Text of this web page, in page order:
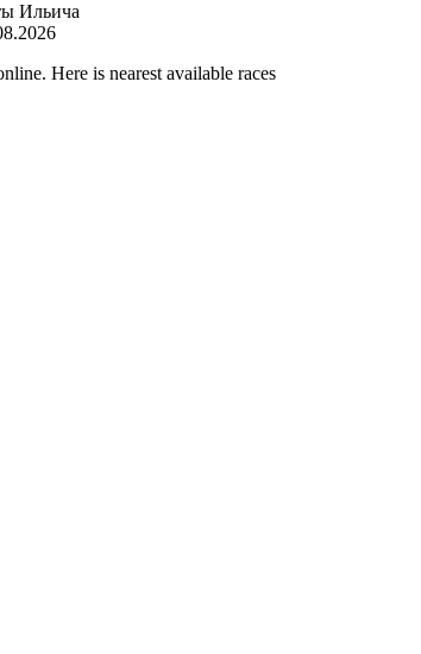
Ильича
Here is nearest available races